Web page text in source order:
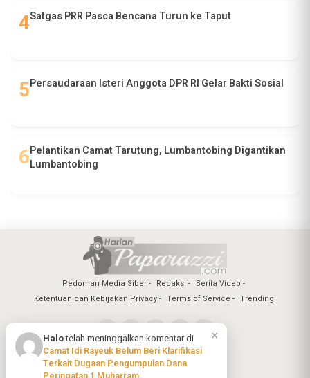
Satgas PRR Pasca Bencana Turun ke Taput
Persaudaraan Isteri Anggota DPR RI Gelar Bakti Sosial
Pelantikan Camat Tarutung, Lumbantobing Digantikan
Lumbantobing
Pedoman Media Siber Redaksi
Berita Video
Ketentuan dan Kebijakan Privacy
Terms of Service Trending
Copyright @2026 Harian Paparazzi
All Rights Reserved
×
Halotelah meninggalkan komentar di
Camat Idi Rayeuk Belum Beri Klarifikasi
Terkait Dugaan Pengumpulan Dana